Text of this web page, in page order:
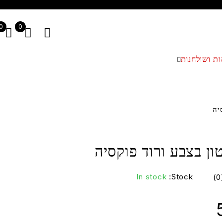
0
ושולחנות
בצבע ורוד פוקסיה
Stock:
In stock